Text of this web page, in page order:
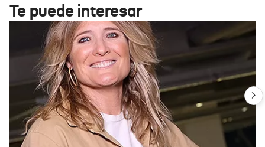
Te puede interesar